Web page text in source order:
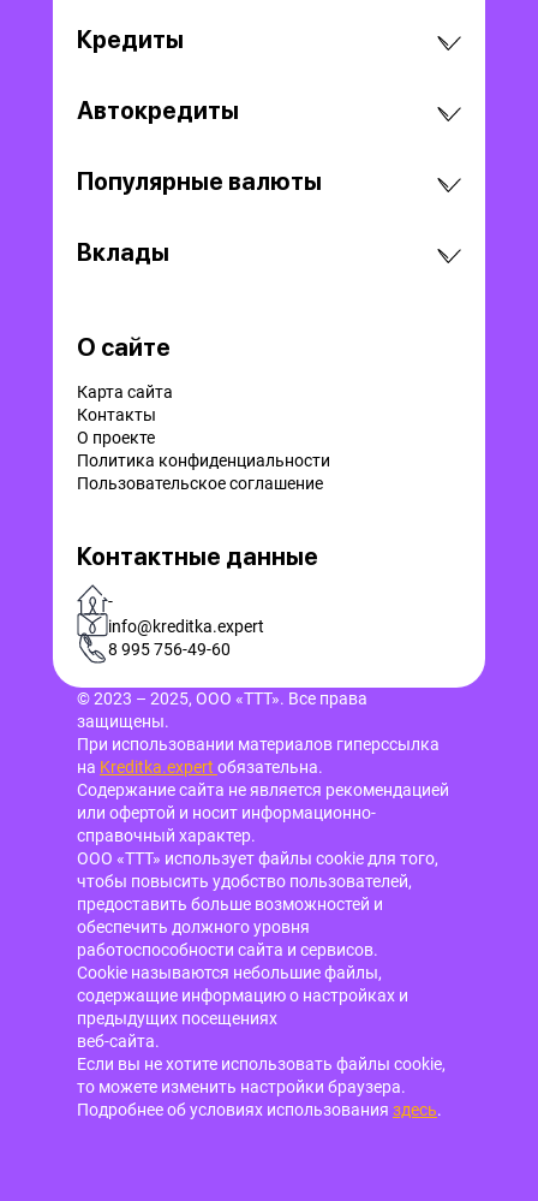
Кредиты
Автокредиты
Популярные валюты
Вклады
О сайте
Карта сайта
Контакты
О проекте
Политика конфиденциальности
Пользовательское соглашение
Контактные данные
-
info@kreditka.expert
8 995 756-49-60
© 2023 – 2025, ООО «ТТТ». Все права
защищены.
При использовании материалов гиперссылка
на Kreditka.expert обязательна.
Содержание сайта не является рекомендацией
или офертой и носит информационно-
справочный характер.
ООО «ТТТ» использует файлы cookie для того,
чтобы повысить удобство пользователей,
предоставить больше возможностей и
обеспечить должного уровня
работоспособности сайта и сервисов.
Cookie называются небольшие файлы,
содержащие информацию о настройках и
предыдущих посещениях
веб-сайта.
Если вы не хотите использовать файлы cookie,
то можете изменить настройки браузера.
Подробнее об условиях использования здесь.